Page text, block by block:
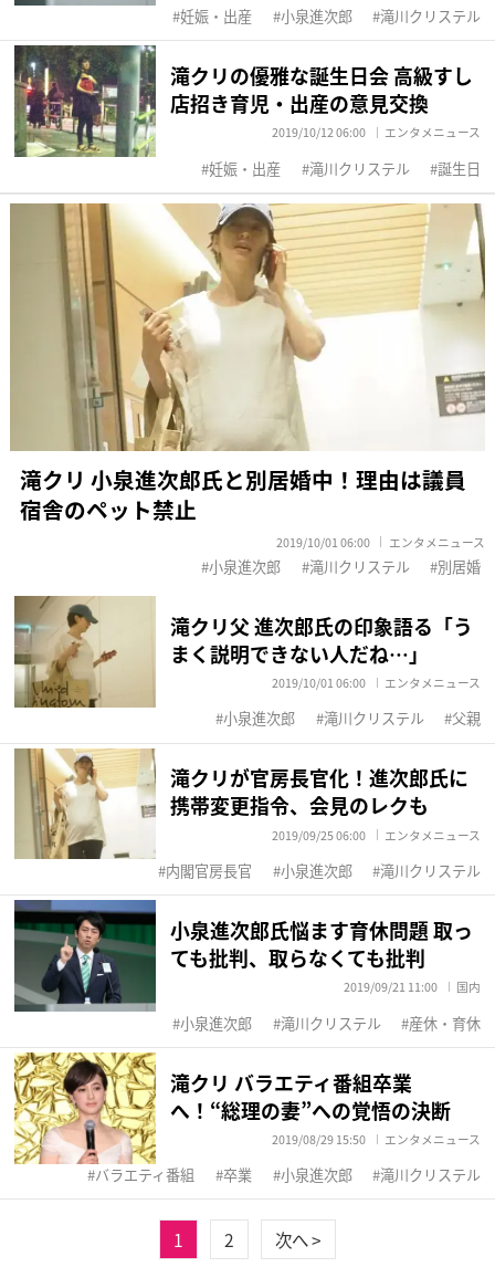
妊娠・出産 小泉進次郎 滝川クリステル
滝クリの優雅な誕生日会 高級すし
店招き育児・出産の意見交換
2019/10/12 06:00 エンタメニュース
妊娠・出産 滝川クリステル 誕生日
滝クリ 小泉進次郎氏と別居婚中！理由は議員
宿舎のペット禁止
2019/10/01 06:00 エンタメニュース
小泉進次郎 滝川クリステル 別居婚
滝クリ父 進次郎氏の印象語る「う
まく説明できない人だね…」
2019/10/01 06:00 エンタメニュース
小泉進次郎 滝川クリステル 父親
滝クリが官房長官化！進次郎氏に
携帯変更指令、会見のレクも
2019/09/25 06:00 エンタメニュース
内閣官房長官 小泉進次郎 滝川クリステル
小泉進次郎氏悩ます育休問題 取っ
ても批判、取らなくても批判
2019/09/21 11:00 国内
小泉進次郎 滝川クリステル 産休・育休
滝クリ バラエティ番組卒業
へ！“総理の妻”への覚悟の決断
2019/08/29 15:50 エンタメニュース
バラエティ番組 卒業 小泉進次郎 滝川クリステル
1 2 次へ >